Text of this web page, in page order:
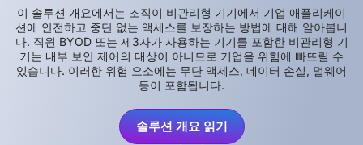
이 솔루션 개요에서는 조직이 비관리형 기기에서 기업 애플리케이
션에 안전하고 중단 없는 액세스를 보장하는 방법에 대해 알아봅니
다. 직원 BYOD 또는 제3자가 사용하는 기기를 포함한 비관리형 기
기는 내부 보안 제어의 대상이 아니므로 기업을 위험에 빠뜨릴 수
있습니다. 이러한 위험 요소에는 무단 액세스, 데이터 손실, 멀웨어
등이 포함됩니다.
솔루션 개요 읽기